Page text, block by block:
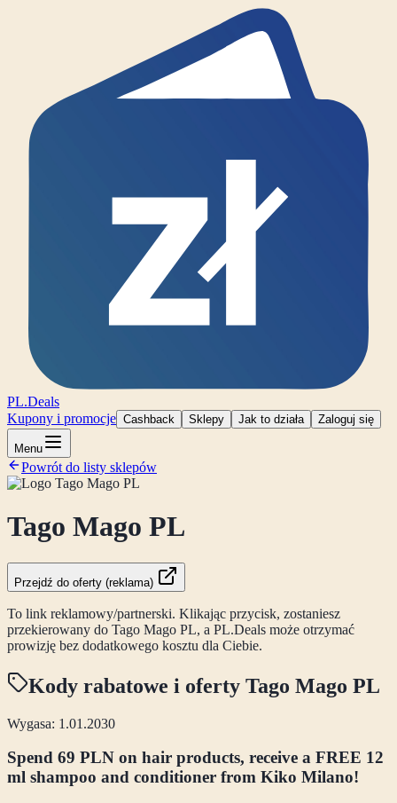
PL.Deals
Kupony i promocje Cashback Sklepy Jak to działa Zaloguj się
Menu
Powrót do listy sklepów
Tago Mago PL
Przejdź do oferty (reklama)
To link reklamowy/partnerski. Klikając przycisk, zostaniesz
przekierowany do Tago Mago PL, a PL.Deals może otrzymać
prowizję bez dodatkowego kosztu dla Ciebie.
Kody rabatowe i oferty Tago Mago PL
Wygasa: 1.01.2030
Spend 69 PLN on hair products, receive a FREE 12
ml shampoo and conditioner from Kiko Milano!